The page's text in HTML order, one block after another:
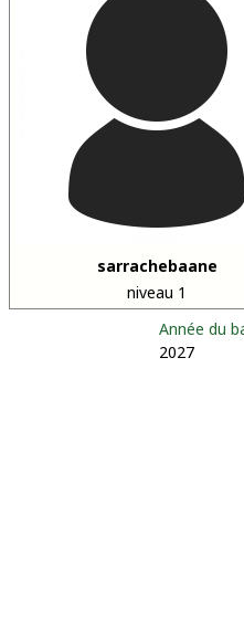
sarrachebaane
niveau 1
Année du
2027